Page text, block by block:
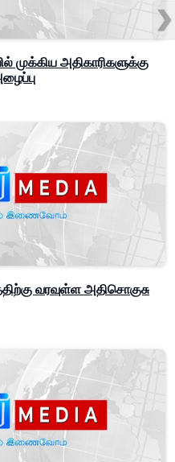
அதிகாரிகளுக்கு
வரவுள்ள அதிசொகுசு